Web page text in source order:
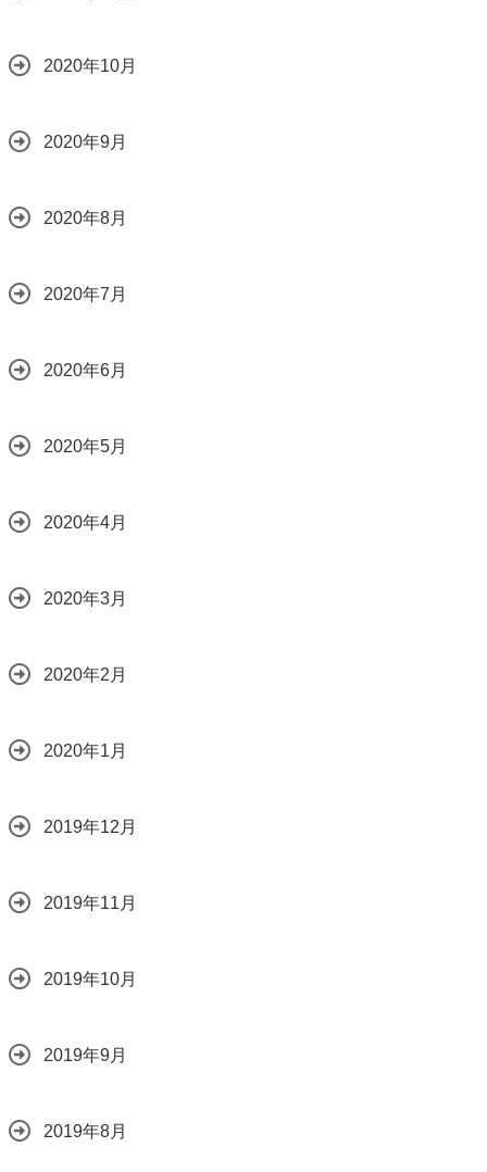
2020年10月
2020年9月
2020年8月
2020年7月
2020年6月
2020年5月
2020年4月
2020年3月
2020年2月
2020年1月
2019年12月
2019年11月
2019年10月
2019年9月
2019年8月